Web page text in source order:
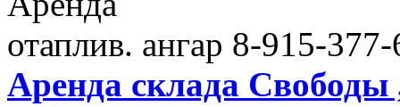
отаплив. ангар 8-915-
Аренда склада Свободы